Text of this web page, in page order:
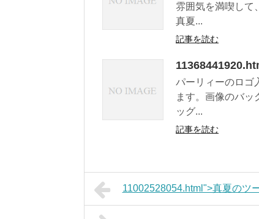
雰囲気を満喫して
真夏...
記事を読む
パーリィーのロゴ
ます。画像のバッ
ッグ...
記事を読む
11002528054.html">真夏のツ